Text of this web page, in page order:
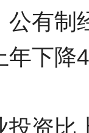
公有制
年下降
投资比